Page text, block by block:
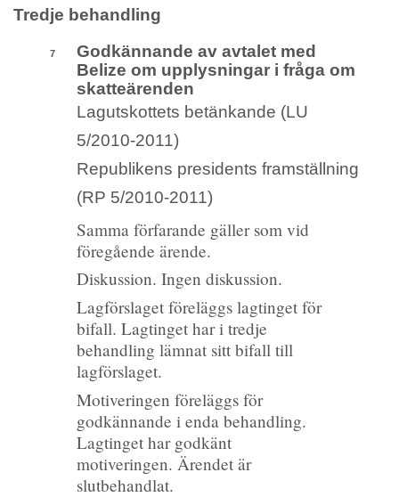
Tredje behandling
7 Godkännande av avtalet med
Belize om upplysningar i fråga om
skatteärenden
Lagutskottets betänkande (LU
5/2010-2011)
Republikens presidents framställning
(RP 5/2010-2011)
Samma förfarande gäller som vid
föregående ärende.
Diskussion. Ingen diskussion.
Lagförslaget föreläggs lagtinget för
bifall. Lagtinget har i tredje
behandling lämnat sitt bifall till
lagförslaget.
Motiveringen föreläggs för
godkännande i enda behandling.
Lagtinget har godkänt
motiveringen. Ärendet är
slutbehandlat.